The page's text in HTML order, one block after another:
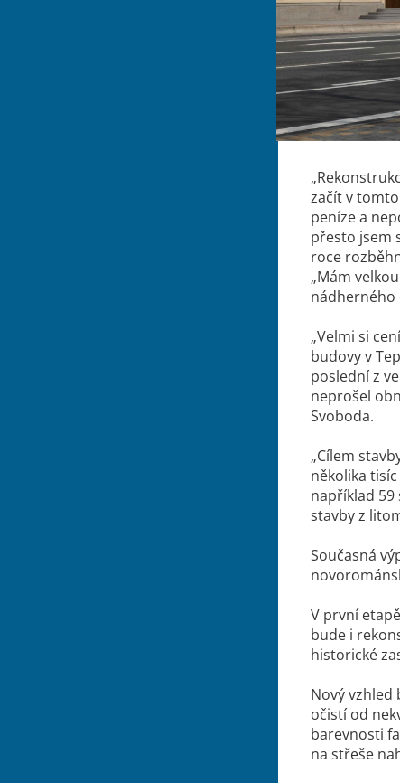
začít v
peníze a
přesto jsem
roce
„Mám
nádherného
„Velmi si
budovy v
poslední z
neprošel
Svoboda.
„Cílem
několika
například 59
stavby z
Současná
V první
bude i
historické
Nový
očistí od
barevnosti
na střeše